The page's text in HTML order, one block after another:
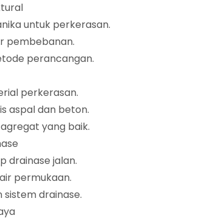
untuk perkerasan.
pembebanan.
perancangan.
perkerasan.
aspal dan beton.
yang baik.
drainase jalan.
permukaan.
sistem drainase.